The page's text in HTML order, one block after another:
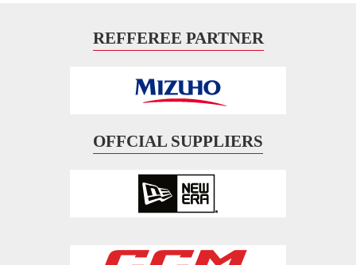
REFFEREE PARTNER
OFFCIAL SUPPLIERS